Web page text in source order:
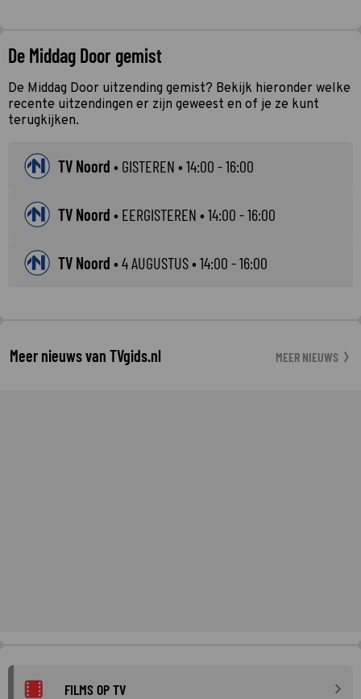
De Middag Door gemist
De Middag Door uitzending gemist? Bekijk hieronder welke
recente uitzendingen er zijn geweest en of je ze kunt
terugkijken.
TV Noord • GISTEREN • 14:00 - 16:00
TV Noord • EERGISTEREN • 14:00 - 16:00
TV Noord •4 AUGUSTUS• 14:00 - 16:00
Meer nieuws van TVgids.nl MEER NIEUWS
FILMS OP TV